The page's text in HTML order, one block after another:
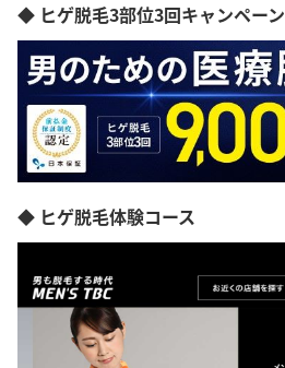
◆ ヒゲ脱毛3部位3回キャンペーン
◆ ヒゲ脱毛体験コース